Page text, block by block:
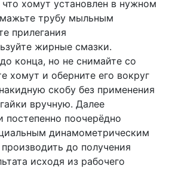
что хомут установлен в нужном
трубу мыльным
прилегания
жирные смазки.
конца, но не снимайте со
хомут и оберните его вокруг
скобу без применения
вручную. Далее
постепенно поочерёдно
динамометрическим
до получения
исходя из рабочего